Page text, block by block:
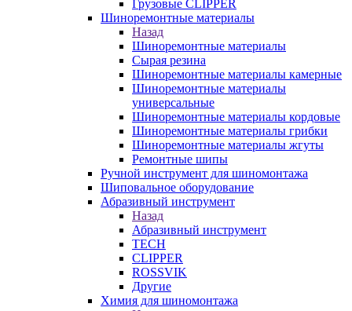
Грузовые CLIPPER
Шиноремонтные материалы
Назад
Шиноремонтные материалы
Сырая резина
Шиноремонтные материалы камерные
Шиноремонтные материалы
универсальные
Шиноремонтные материалы кордовые
Шиноремонтные материалы грибки
Шиноремонтные материалы жгуты
Ремонтные шипы
Ручной инструмент для шиномонтажа
Шиповальное оборудование
Абразивный инструмент
Назад
Абразивный инструмент
TECH
CLIPPER
ROSSVIK
Другие
Химия для шиномонтажа